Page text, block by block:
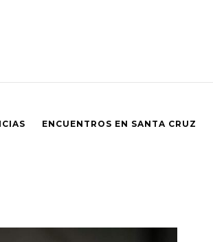
ENCUENTROS EN SANTA CRUZ